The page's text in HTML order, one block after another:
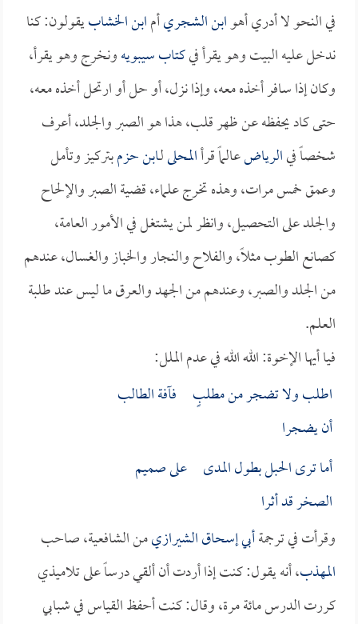
في النحو لا أدري أهوابن الشجريأمابن الخشابيقولون: كنا
ندخل عليه البيت وهو يقرأ فيكتاب سيبويهونخرج وهو يقرأ،
وكان إذا سافر أخذه معه، وإذا نزل، أو حل أو ارتحل أخذه معه،
حتى كاد يحفظه عن ظهر قلب، هذا هو الصبر والجلد، أعرف
شخصاً فيالرياضعالماً قرأالمحلىلـابن حزمبتركيز وتأمل
وعمق خمس مرات، وهذه تخرج علماء، قضية الصبر والإلحاح
والجلد على التحصيل، وانظر لمن يشتغل في الأمور العامة،
كصانع الطوب مثلاً، والفلاح والنجار والخباز والغسال، عندهم
من الجلد والصبر، وعندهم من الجهد والعرق ما ليس عند طلبة
العلم.
فيا أيها الإخوة: الله الله في عدم الملل:
اطلب ولا تضجر من مطلبٍ فآفة الطالب
أن يضجرا
أما ترى الحبل بطول المدى على صميم
الصخر قد أثرا
وقرأت في ترجمةأبي إسحاق الشيرازيمن الشافعية، صاحب
المهذب، أنه يقول: كنت إذا أردت أن ألقي درساً على تلاميذي
كررت الدرس مائة مرة، وقال: كنت أحفظ القياس في شبابي